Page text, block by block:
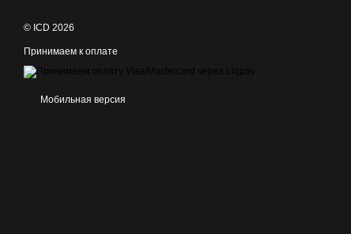
© ICD 2026
Принимаем к оплате
Мобильная версия